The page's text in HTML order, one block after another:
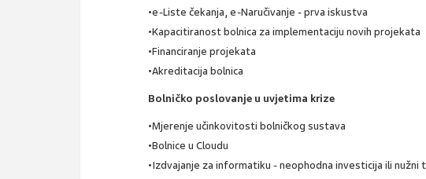
•e-Liste čekanja, e-Naručivanje - prva iskustva
•Kapacitiranost bolnica za implementaciju novih projekata
•Financiranje projekata
•Akreditacija bolnica
Bolničko poslovanje u uvjetima krize
•Mjerenje učinkovitosti bolničkog sustava
•Bolnice u Cloudu
•Izdvajanje za informatiku - neophodna investicija ili nužni